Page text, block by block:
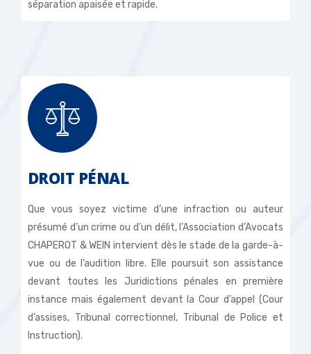
séparation apaisée et rapide.
DROIT PÉNAL
Que vous soyez victime d’une infraction ou auteur
présumé d’un crime ou d’un délit, l’Association d’Avocats
CHAPEROT & WEIN intervient dès le stade de la garde-à-
vue ou de l’audition libre. Elle poursuit son assistance
devant toutes les Juridictions pénales en première
instance mais également devant la Cour d’appel (Cour
d’assises, Tribunal correctionnel, Tribunal de Police et
Instruction).